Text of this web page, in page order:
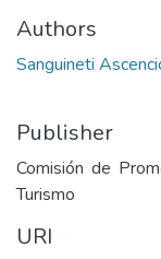
Authors
Sanguineti
Publisher
Comisión de
Turismo
URI